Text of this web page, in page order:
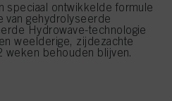
speciaal ontwikkelde formule
van gehydrolyseerde
Hydrowave-technologie
weelderige, zijdezachte
weken behouden blijven.